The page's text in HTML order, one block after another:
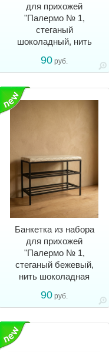
для прихожей
"Палермо № 1,
стеганый
шоколадный, нить
90 руб.
Банкетка из набора
для прихожей
"Палермо № 1,
стеганый бежевый,
нить шоколадная
90 руб.